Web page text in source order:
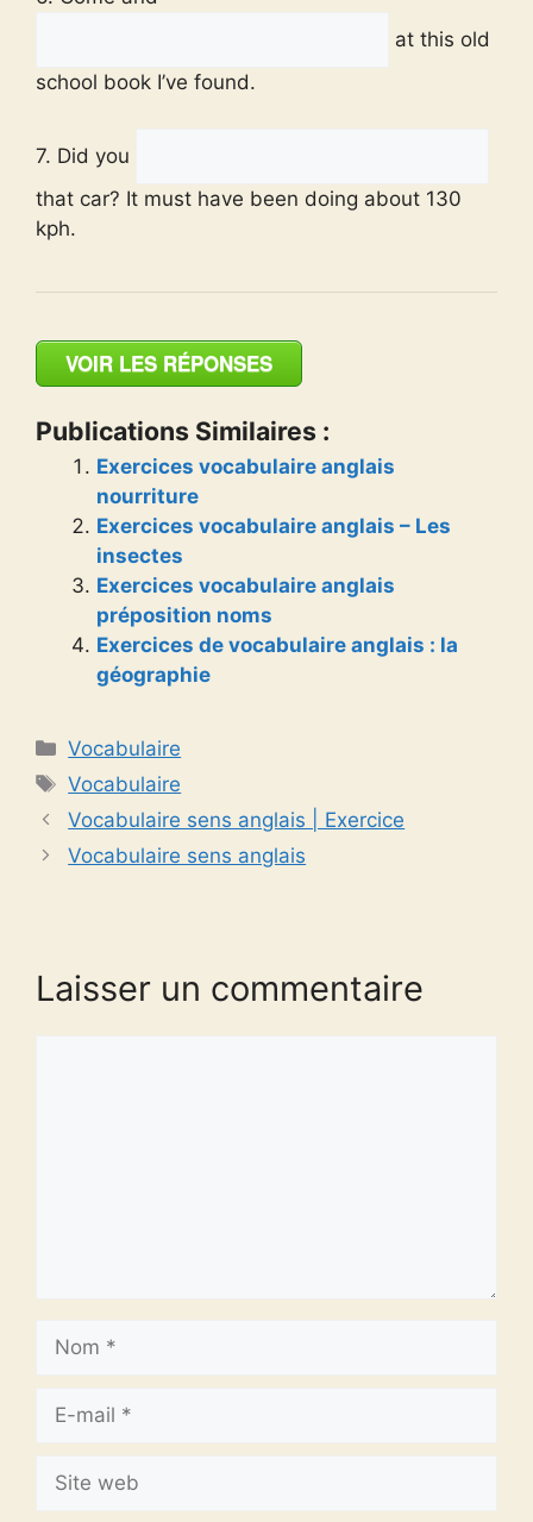
at this old
school book I’ve found.
7. Did you
that car? It must have been doing about 130
kph.
VOIR LES RÉPONSES
Publications Similaires :
Exercices vocabulaire anglais
nourriture
Exercices vocabulaire anglais – Les
insectes
Exercices vocabulaire anglais
préposition noms
Exercices de vocabulaire anglais : la
géographie
Catégories
Vocabulaire
Étiquettes
Vocabulaire
Vocabulaire sens anglais | Exercice
Vocabulaire sens anglais
Laisser un commentaire
Nom
Site
web